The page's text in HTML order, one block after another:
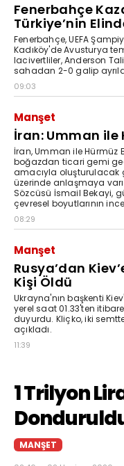
Fenerbahçe
Türkiye’nin
Fenerbahçe, UEFA
Kadıköy'de Avusturya
lacivertliler, Anderson
sahadan 2-0 galip
09:03
Manşet
İran: Umman ile
İran, Umman ile Hürmüz
boğazdan ticari gemi
amacıyla oluşturulacak
üzerinde anlaşmaya
Sözcüsü İsmail Bekayi,
çevresel boyutlarının
08:29
Manşet
Rusya’dan
Kişi Öldü
Ukrayna'nın başkenti
yerel saat 01.33'ten
duyurdu. Kliçko, iki
açıkladı.
11:39